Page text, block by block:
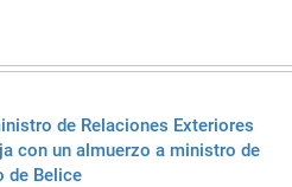
de Relaciones Exteriores
con un almuerzo a ministro de
de Belice